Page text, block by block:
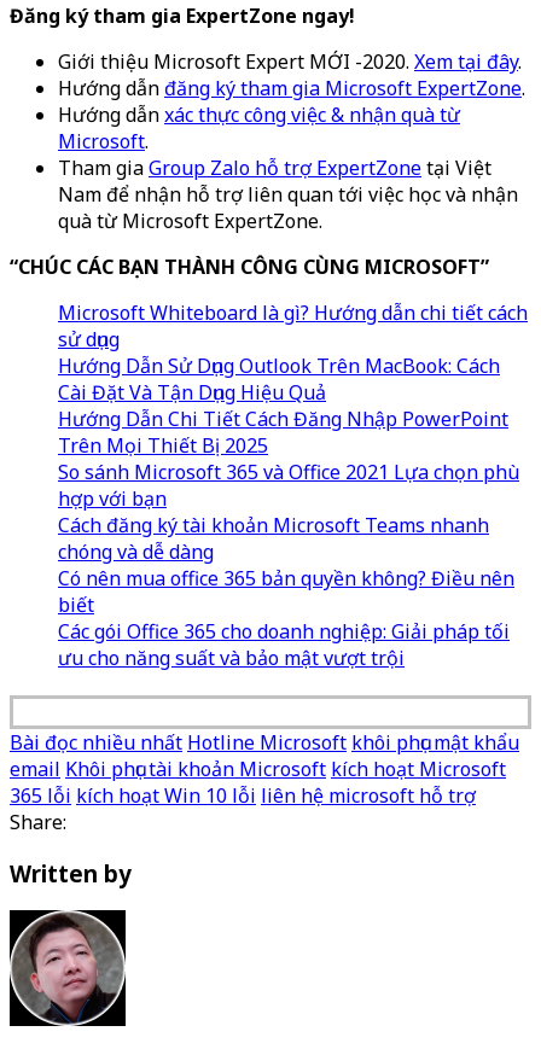
Đăng ký tham gia ExpertZone ngay!
Giới thiệu Microsoft Expert MỚI -2020. Xem tại đây.
Hướng dẫnđăng ký tham gia Microsoft ExpertZone.
Hướng dẫnxác thực công việc & nhận quà từ
Microsoft.
Tham giaGroup Zalo hỗ trợ ExpertZonetại Việt
Nam để nhận hỗ trợ liên quan tới việc học và nhận
quà từ Microsoft ExpertZone.
“CHÚC CÁC BẠN THÀNH CÔNG CÙNG MICROSOFT”
Microsoft Whiteboard là gì? Hướng dẫn chi tiết cách
sử dụng
Hướng Dẫn Sử Dụng Outlook Trên MacBook: Cách
Cài Đặt Và Tận Dụng Hiệu Quả
Hướng Dẫn Chi Tiết Cách Đăng Nhập PowerPoint
Trên Mọi Thiết Bị 2025
So sánh Microsoft 365 và Office 2021 Lựa chọn phù
hợp với bạn
Cách đăng ký tài khoản Microsoft Teams nhanh
chóng và dễ dàng
Có nên mua office 365 bản quyền không? Điều nên
biết
Các gói Office 365 cho doanh nghiệp: Giải pháp tối
ưu cho năng suất và bảo mật vượt trội
Bài đọc nhiều nhất Hotline Microsoft khôi phục mật khẩu
email Khôi phục tài khoản Microsoft kích hoạt Microsoft
365 lỗi kích hoạt Win 10 lỗi liên hệ microsoft hỗ trợ
Share:
Written by